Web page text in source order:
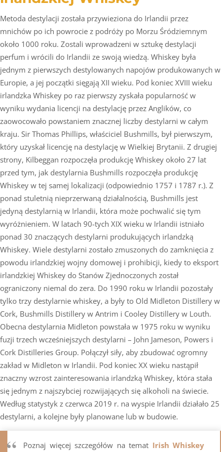
Metoda destylacji została przywieziona do Irlandii przez
mnichów po ich powrocie z podróży po Morzu Śródziemnym
około 1000 roku. Zostali wprowadzeni w sztukę destylacji
perfum i wrócili do Irlandii ze swoją wiedzą. Whiskey była
jednym z pierwszych destylowanych napojów produkowanych w
Europie, a jej początki sięgają XII wieku. Pod koniec XVIII wieku
irlandzka Whiskey po raz pierwszy zyskała popularność w
wyniku wydania licencji na destylację przez Anglików, co
zaowocowało powstaniem znacznej liczby destylarni w całym
kraju. Sir Thomas Phillips, właściciel Bushmills, był pierwszym,
który uzyskał licencję na destylację w Wielkiej Brytanii. Z drugiej
strony, Kilbeggan rozpoczęła produkcję Whiskey około 27 lat
przed tym, jak destylarnia Bushmills rozpoczęła produkcję
Whiskey w tej samej lokalizacji (odpowiednio 1757 i 1787 r.). Z
ponad stuletnią nieprzerwaną działalnością, Bushmills jest
jedyną destylarnią w Irlandii, która może pochwalić się tym
wyróżnieniem. W latach 90-tych XIX wieku w Irlandii istniało
ponad 30 znaczących destylarni produkujących irlandzką
Whiskey. Wiele destylarni zostało zmuszonych do zamknięcia z
powodu irlandzkiej wojny domowej i prohibicji, kiedy to eksport
irlandzkiej Whiskey do Stanów Zjednoczonych został
ograniczony niemal do zera. Do 1990 roku w Irlandii pozostały
tylko trzy destylarnie whiskey, a były to Old Midleton Distillery w
Cork, Bushmills Distillery w Antrim i Cooley Distillery w Louth.
Obecna destylarnia Midleton powstała w 1975 roku w wyniku
fuzji trzech wcześniejszych destylarni – John Jameson, Powers i
Cork Distilleries Group. Połączył siły, aby zbudować ogromny
zakład w Midleton w Irlandii. Pod koniec XX wieku nastąpił
znaczny wzrost zainteresowania irlandzką Whiskey, która stała
się jednym z najszybciej rozwijających się alkoholi na świecie.
Według statystyk z czerwca 2019 r. na wyspie Irlandii działało 25
destylarni, a kolejne były planowane lub w budowie.
Poznaj więcej szczegółów na temat Irish Whiskey